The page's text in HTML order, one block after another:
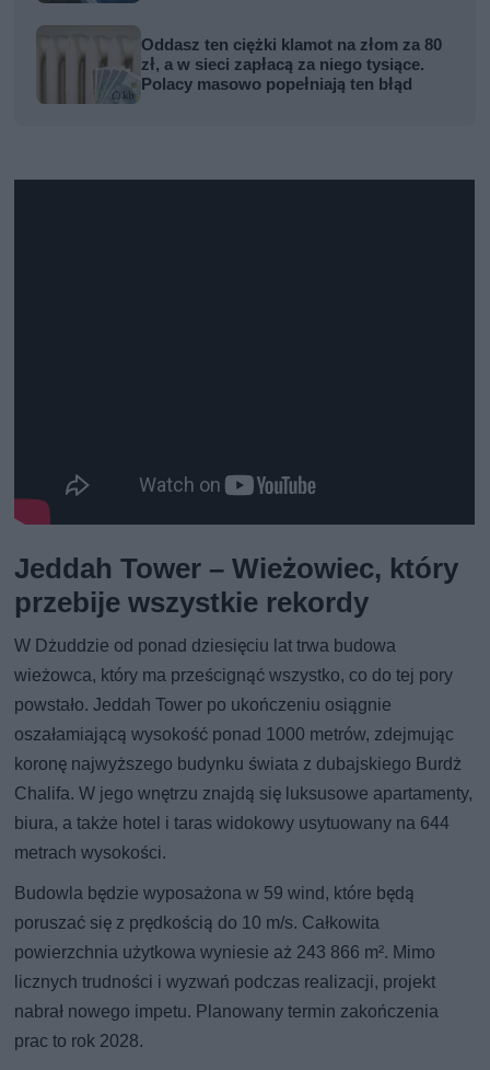
Oddasz ten ciężki klamot na złom za 80
zł, a w sieci zapłacą za niego tysiące.
Polacy masowo popełniają ten błąd
Jeddah Tower – Wieżowiec, który
przebije wszystkie rekordy
W Dżuddzie od ponad dziesięciu lat trwa budowa
wieżowca, który ma prześcignąć wszystko, co do tej pory
powstało. Jeddah Tower po ukończeniu osiągnie
oszałamiającą wysokość ponad 1000 metrów, zdejmując
koronę najwyższego budynku świata z dubajskiego Burdż
Chalifa. W jego wnętrzu znajdą się luksusowe apartamenty,
biura, a także hotel i taras widokowy usytuowany na 644
metrach wysokości.
Budowla będzie wyposażona w 59 wind, które będą
poruszać się z prędkością do 10 m/s. Całkowita
powierzchnia użytkowa wyniesie aż 243 866 m². Mimo
licznych trudności i wyzwań podczas realizacji, projekt
nabrał nowego impetu. Planowany termin zakończenia
prac to rok 2028.